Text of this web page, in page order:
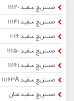
مستربچ سفید 11120
مستربچ سفید 11141
مستربچ سفید 1016
مستربچ سفید 11150
مستربچ سفید 11161
مستربچ سفید 11163A
مستربچ سفید متان